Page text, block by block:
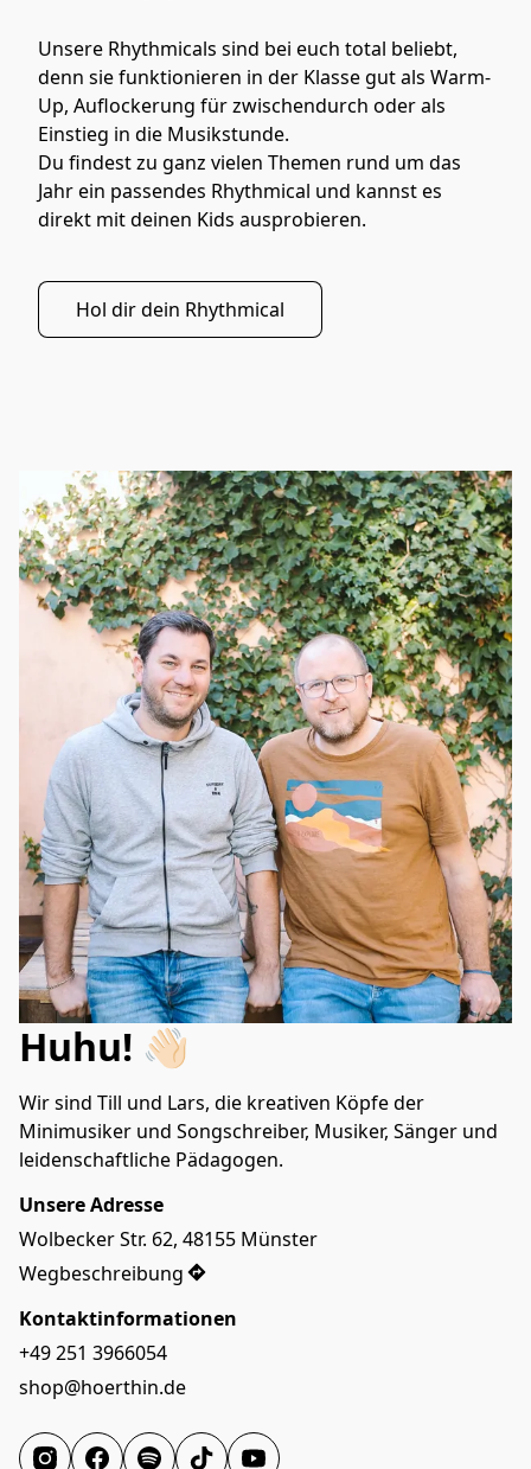
Unsere Rhythmicals sind bei euch total beliebt,
denn sie funktionieren in der Klasse gut als Warm-
Up, Auflockerung für zwischendurch oder als
Einstieg in die Musikstunde.
Du findest zu ganz vielen Themen rund um das
Jahr ein passendes Rhythmical und kannst es
direkt mit deinen Kids ausprobieren.
Hol dir dein Rhythmical
Huhu! 👋🏻
Wir sind Till und Lars, die kreativen Köpfe der
Minimusiker und Songschreiber, Musiker, Sänger und
leidenschaftliche Pädagogen.
Unsere Adresse
Wolbecker Str. 62, 48155 Münster
Wegbeschreibung
Kontaktinformationen
+49 251 3966054
shop@hoerthin.de